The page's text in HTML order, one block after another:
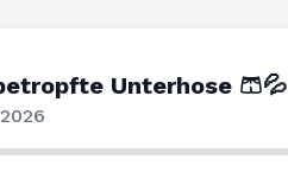
Unterhose 🩳💦